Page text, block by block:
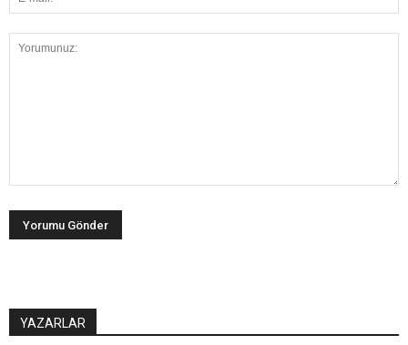
YAZARLAR